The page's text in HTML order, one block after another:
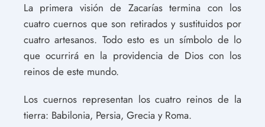
La primera visión de Zacarías termina con los
cuatro cuernos que son retirados y sustituidos por
cuatro artesanos. Todo esto es un símbolo de lo
que ocurrirá en la providencia de Dios con los
reinos de este mundo.
Los cuernos representan los cuatro reinos de la
tierra: Babilonia, Persia, Grecia y Roma.